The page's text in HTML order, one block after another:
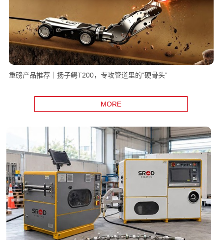
重磅产品推荐｜扬子鳄T200，专攻管道里的“硬骨头”
MORE